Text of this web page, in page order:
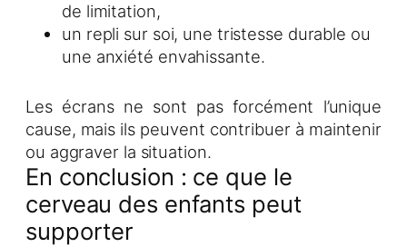
de limitation,
un repli sur soi, une tristesse durable ou
une anxiété envahissante.
Les écrans ne sont pas forcément l’unique
cause, mais ils peuvent contribuer à maintenir
ou aggraver la situation.
En conclusion : ce que le
cerveau des enfants peut
supporter